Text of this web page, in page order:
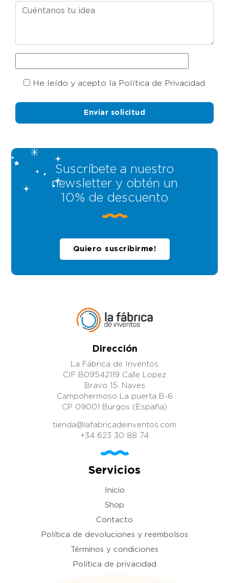
He leído y acepto la Política de Privacidad
Suscríbete a nuestro
newsletter y obtén un
10% de descuento
Quiero suscribirme!
Dirección
La Fábrica de Inventos
CIF B09542119 Calle Lopez
Bravo 15. Naves
Campohermoso La puerta B-6
CP 09001 Burgos (España)
tienda@lafabricadeinventos.com
+34 623 30 88 74
Servicios
Inicio
Shop
Contacto
Política de devoluciones y reembolsos
Términos y condiciones
Política de privacidad